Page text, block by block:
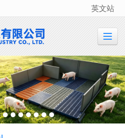
很遗憾，因您的浏览器版本过低导致无法获得最佳浏览体验，推荐下载安装谷歌浏览器！
英文站